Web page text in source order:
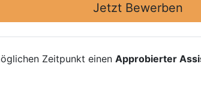
Jetzt Bewerben
Zeitpunkt einen Approbierter